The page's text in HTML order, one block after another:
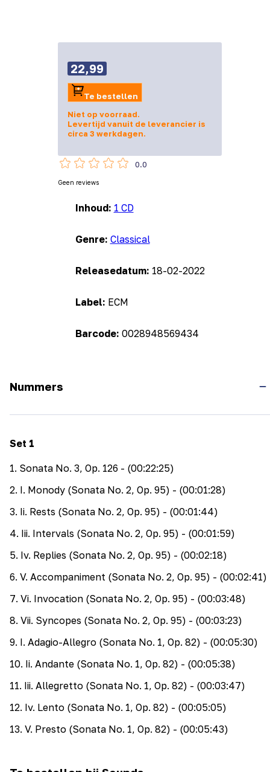
Inhoud: 1 CD
Genre: Classical
Releasedatum: 18-02-2022
Label: ECM
Barcode: 0028948569434
22,99
Te bestellen
Niet op voorraad.
Levertijd vanuit de leverancier is
circa 3 werkdagen.
0.0
Geen reviews
Nummers
Set 1
1. Sonata No. 3, Op. 126 - (00:22:25)
2. I. Monody (Sonata No. 2, Op. 95) - (00:01:28)
3. Ii. Rests (Sonata No. 2, Op. 95) - (00:01:44)
4. Iii. Intervals (Sonata No. 2, Op. 95) - (00:01:59)
5. Iv. Replies (Sonata No. 2, Op. 95) - (00:02:18)
6. V. Accompaniment (Sonata No. 2, Op. 95) - (00:02:41)
7. Vi. Invocation (Sonata No. 2, Op. 95) - (00:03:48)
8. Vii. Syncopes (Sonata No. 2, Op. 95) - (00:03:23)
9. I. Adagio-Allegro (Sonata No. 1, Op. 82) - (00:05:30)
10. Ii. Andante (Sonata No. 1, Op. 82) - (00:05:38)
11. Iii. Allegretto (Sonata No. 1, Op. 82) - (00:03:47)
12. Iv. Lento (Sonata No. 1, Op. 82) - (00:05:05)
13. V. Presto (Sonata No. 1, Op. 82) - (00:05:43)